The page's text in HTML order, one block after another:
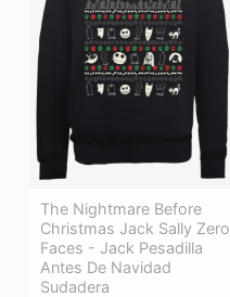
The Nightmare Before
Christmas Jack Sally Zero
Faces - Jack Pesadilla
Antes De Navidad
Sudadera